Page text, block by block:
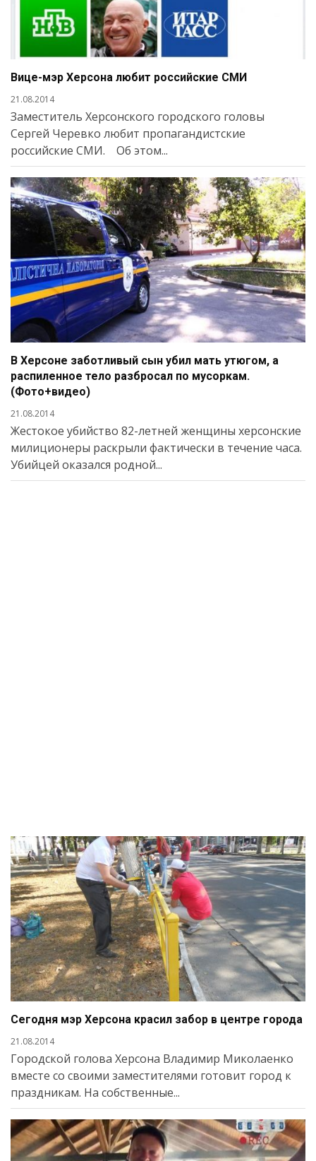
Вице-мэр Херсона любит российские СМИ
21.08.2014
Заместитель Херсонского городского головы
Сергей Черевко любит пропагандистские
российские СМИ. Об этом...
В Херсоне заботливый сын убил мать утюгом, а
распиленное тело разбросал по мусоркам.
(Фото+видео)
21.08.2014
Жестокое убийство 82-летней женщины херсонские
милиционеры раскрыли фактически в течение часа.
Убийцей оказался родной...
Сегодня мэр Херсона красил забор в центре города
21.08.2014
Городской голова Херсона Владимир Миколаенко
вместе со своими заместителями готовит город к
праздникам. На собственные...